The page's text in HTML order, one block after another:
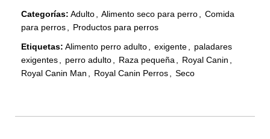
Categorías: Adulto Alimento seco para perro
Comida
para perros
Productos para perros
Etiquetas: Alimento perro adulto exigente
paladares
exigentes
perro adulto Raza pequeña Royal Canin
Royal Canin Man
Royal Canin Perros Seco